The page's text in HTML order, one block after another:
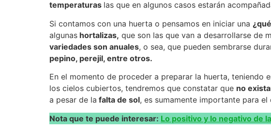
temperaturas las que en algunos casos estarán
Si contamos con una huerta o pensamos en iniciar una
algunas hortalizas, que son las que van a desarrollarse de
variedades son anuales, o sea, que pueden sembrarse
pepino, perejil, entre otros.
En el momento de proceder a preparar la huerta, teniendo
los cielos cubiertos, tendremos que constatar que no
a pesar de la falta de sol, es sumamente importante para
Nota que te puede interesar: Lo positivo y lo negativo de